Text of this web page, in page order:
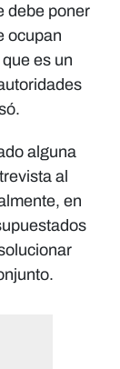
debe poner
ocupan
es un
alguna
al
en